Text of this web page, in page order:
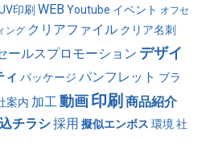
印刷 WEB Youtube イベント オフセ
ング クリアファイル クリア名刺
ールスプロモーション デザイ
ィ パッケージ パンフレット ブラ
案内 加工 動画印刷 商品紹介
チラシ採用 擬似エンボス 環境 社